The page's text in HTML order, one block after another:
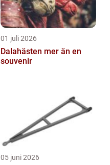
01 juli 2026
Dalahästen mer än en
souvenir
05 juni 2026